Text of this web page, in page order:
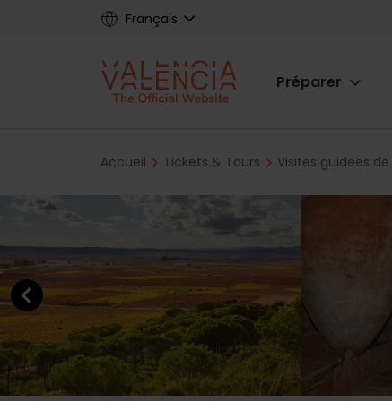
Français
Main
Préparer
Breadcrumb
Accueil Tickets & Tours Visites guidées de
Previous element